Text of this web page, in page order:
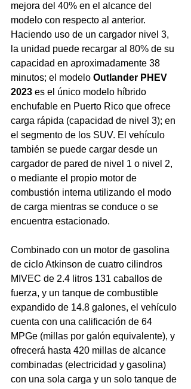
mejora del 40% en el alcance del
modelo con respecto al anterior.
Haciendo uso de un cargador nivel 3,
la unidad puede recargar al 80% de su
capacidad en aproximadamente 38
minutos; el modelo Outlander PHEV
2023 es el único modelo híbrido
enchufable en Puerto Rico que ofrece
carga rápida (capacidad de nivel 3); en
el segmento de los SUV. El vehículo
también se puede cargar desde un
cargador de pared de nivel 1 o nivel 2,
o mediante el propio motor de
combustión interna utilizando el modo
de carga mientras se conduce o se
encuentra estacionado.
Combinado con un motor de gasolina
de ciclo Atkinson de cuatro cilindros
MIVEC de 2.4 litros 131 caballos de
fuerza, y un tanque de combustible
expandido de 14.8 galones, el vehículo
cuenta con una calificación de 64
MPGe (millas por galón equivalente), y
ofrecerá hasta 420 millas de alcance
combinadas (electricidad y gasolina)
con una sola carga y un solo tanque de